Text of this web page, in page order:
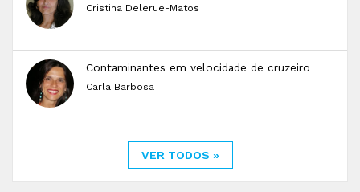
Cristina Delerue-Matos
Contaminantes em velocidade de cruzeiro
Carla Barbosa
VER TODOS »